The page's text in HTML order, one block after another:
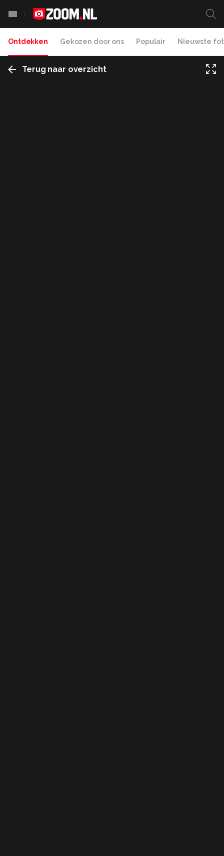
Ontdekken Gekozen door ons Populair Nieuwste
Terug naar overzicht